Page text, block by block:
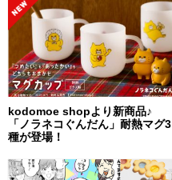
kodomoe shopより新商品♪
「ノラネコぐんだん」耐熱マグ3
種が登場！